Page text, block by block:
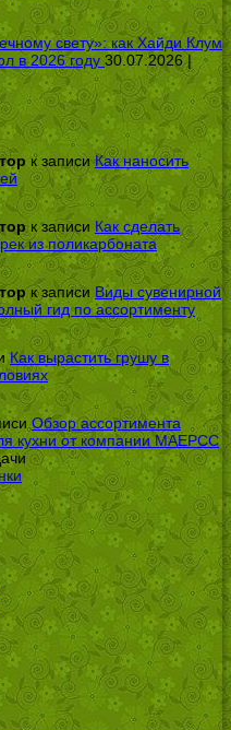
свету»: как Хайди Клум
в 2026 году 30.07.2026 |
к записиКак наносить
к записи Как сделать
из поликарбоната
к записи Виды сувенирной
гид по ассортименту
Как вырастить грушу в
Обзор ассортимента
кухни от компании МАЕРСС